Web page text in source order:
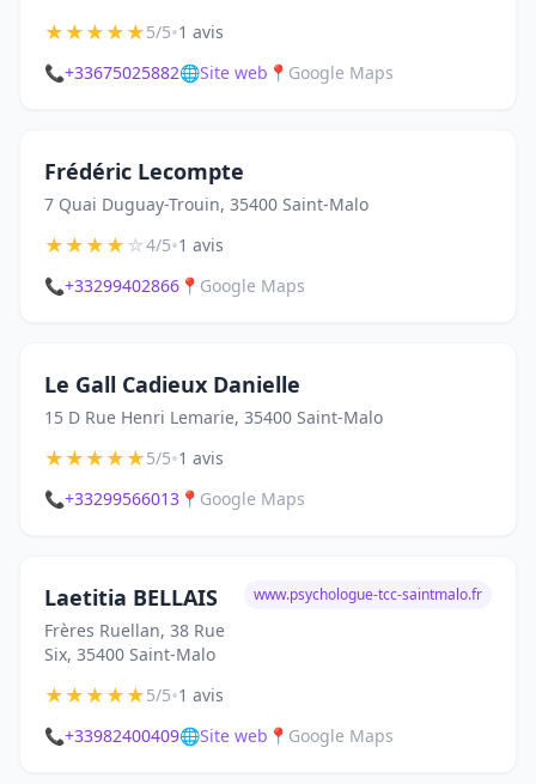
★★★★★5/5•1 avis
📞+33675025882🌐Site web 📍 Google Maps
Frédéric Lecompte
7 Quai Duguay-Trouin, 35400 Saint-Malo
★★★★☆4/5•1 avis
📞+33299402866 📍 Google Maps
Le Gall Cadieux Danielle
15 D Rue Henri Lemarie, 35400 Saint-Malo
★★★★★5/5•1 avis
📞+33299566013 📍 Google Maps
Laetitia BELLAIS
Frères Ruellan, 38 Rue
Six, 35400 Saint-Malo
www.psychologue-tcc-saintmalo.fr
★★★★★5/5•1 avis
📞+33982400409🌐Site web 📍 Google Maps